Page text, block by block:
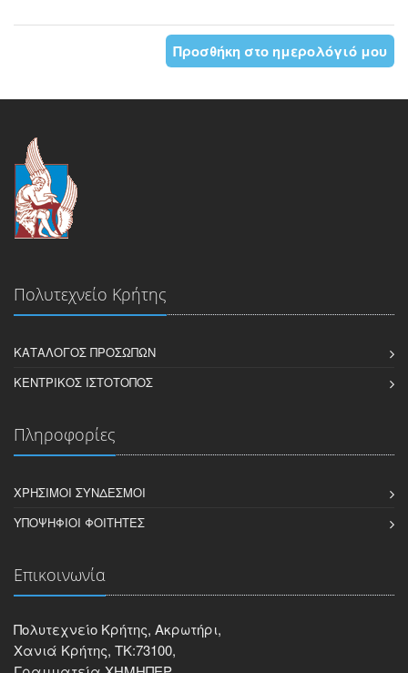
Προσθήκη στο ημερολόγιό μου
Πολυτεχνείο Κρήτης
ΚΑΤΆΛΟΓΟΣ ΠΡΟΣΏΠΩΝ
ΚΕΝΤΡΙΚΌΣ ΙΣΤΌΤΟΠΟΣ
Πληροφορίες
ΧΡΉΣΙΜΟΙ ΣΎΝΔΕΣΜΟΙ
ΥΠΟΨΉΦΙΟΙ ΦΟΙΤΗΤΈΣ
Επικοινωνία
Πολυτεχνείο Κρήτης, Ακρωτήρι,
Χανιά Κρήτης, ΤΚ:73100,